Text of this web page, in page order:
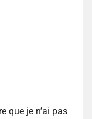
que je n’ai pas